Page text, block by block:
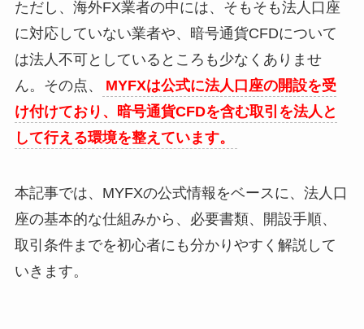
ただし、海外FX業者の中には、そもそも法人口座
に対応していない業者や、暗号通貨CFDについて
は法人不可としているところも少なくありませ
ん。その点、
MYFXは公式に法人口座の開設を受
け付けており、暗号通貨CFDを含む取引を法人と
して行える環境を整えています。
本記事では、MYFXの公式情報をベースに、法人口
座の基本的な仕組みから、必要書類、開設手順、
取引条件までを初心者にも分かりやすく解説して
いきます。